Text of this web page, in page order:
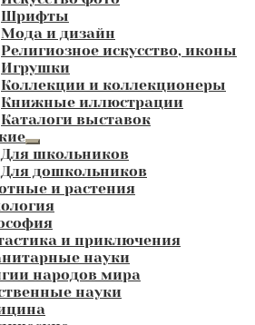
Шрифты
Мода и дизайн
Религиозное искусство, иконы
Игрушки
Коллекции и коллекционеры
Книжные иллюстрации
Каталоги выставок
Развернутое
вложенное
меню
Для школьников
Для дошкольников
и растения
и приключения
науки
народов мира
науки